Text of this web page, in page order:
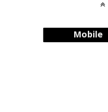
Mobile